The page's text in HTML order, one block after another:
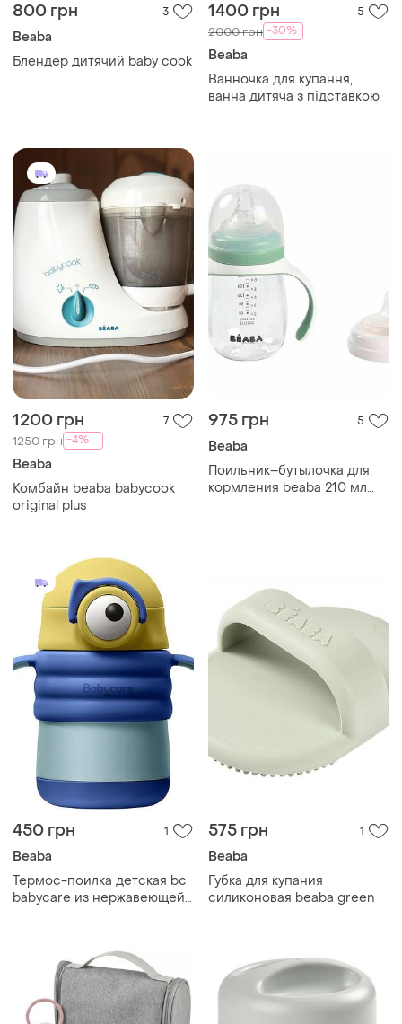
800 грн 3
Beaba
Блендер дитячий baby cook
1400 грн 5
2000 грн -30%
Beaba
Ванночка для купання,
ванна дитяча з підставкою
1200 грн 7
1250 грн -4%
Beaba
Комбайн beaba babycook
original plus
975 грн 5
Beaba
Поильник–бутылочка для
кормления beaba 210 мл
450 грн 1
Beaba
Термос-поилка детская bc
babycare из нержавеющей
575 грн 1
Beaba
Губка для купания
силиконовая beaba green